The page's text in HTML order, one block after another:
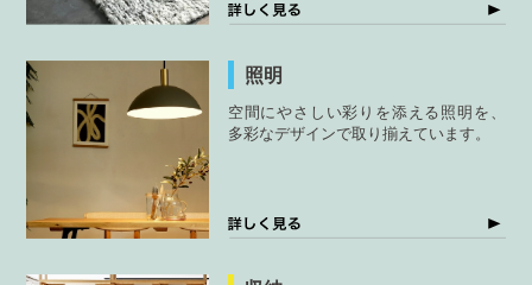
照明
空間にやさしい彩りを添える照明を、
多彩なデザインで取り揃えています。